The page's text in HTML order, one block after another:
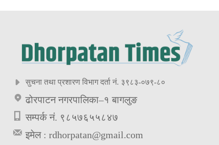
सुचना तथा प्रशारण विभाग दर्ता नं. ३९८३-०७९-८०
ढोरपाटन नगरपालिका–१ बागलुङ
सम्पर्क नं. ९८५७६५५८४७
इमेल : rdhorpatan@gmail.com